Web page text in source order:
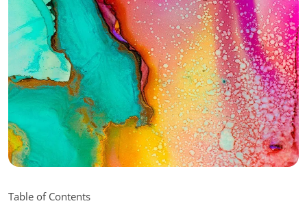
Table of Contents